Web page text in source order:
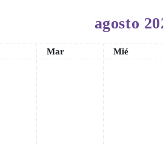
agosto
Martes
Mar Miércoles
Mié